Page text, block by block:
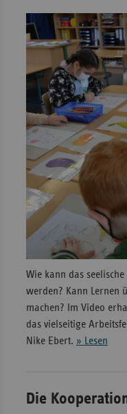
Wie kann das
werden? Kann Lernen
machen? Im Video
das vielseitige
Nike Ebert. » Lesen
Die